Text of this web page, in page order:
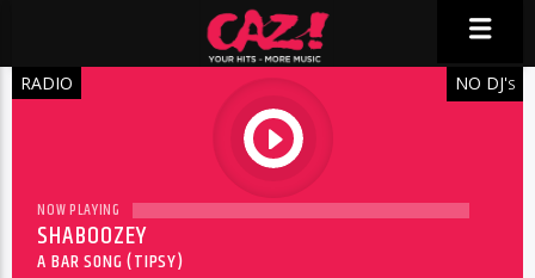
RADIO
play
NO DJ'S
NOW PLAYING
SHABOOZEY
A BAR SONG (TIPSY)